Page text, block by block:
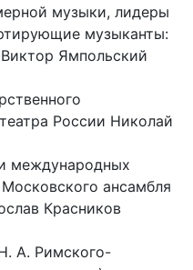
музыки, лидеры
музыканты:
Ямпольский
России Николай
международных
ансамбля
Красников
А. Римского-